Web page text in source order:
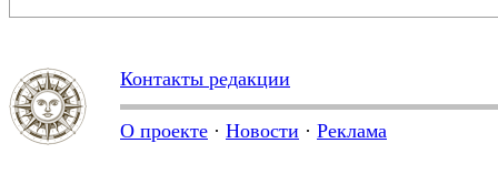
Контакты редакции
О проекте · Новости · Реклама